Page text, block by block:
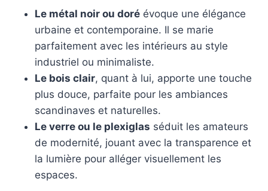
Le métal noir ou doré évoque une élégance
urbaine et contemporaine. Il se marie
parfaitement avec les intérieurs au style
industriel ou minimaliste.
Le bois clair, quant à lui, apporte une touche
plus douce, parfaite pour les ambiances
scandinaves et naturelles.
Le verre ou le plexiglas séduit les amateurs
de modernité, jouant avec la transparence et
la lumière pour alléger visuellement les
espaces.